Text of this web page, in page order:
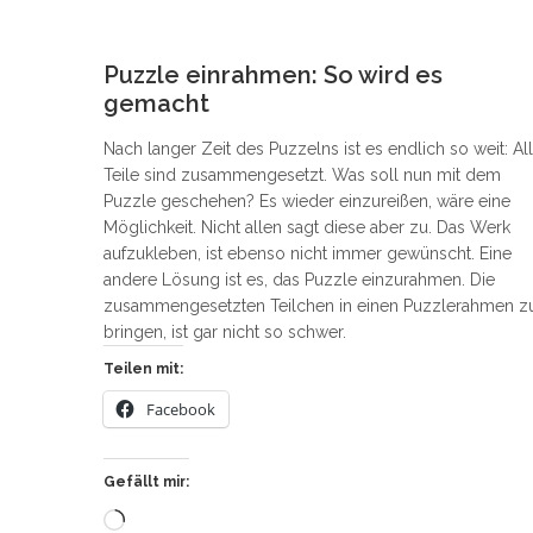
Puzzle einrahmen: So wird es
gemacht
Nach langer Zeit des Puzzelns ist es endlich so weit:
Teile sind zusammengesetzt. Was soll nun mit dem
Puzzle geschehen? Es wieder einzureißen, wäre eine
Möglichkeit. Nicht allen sagt diese aber zu. Das Werk
aufzukleben, ist ebenso nicht immer gewünscht. Eine
andere Lösung ist es, das Puzzle einzurahmen. Die
zusammengesetzten Teilchen in einen Puzzlerahmen
bringen, ist gar nicht so schwer.
Teilen mit:
Facebook
Gefällt mir:
Wird